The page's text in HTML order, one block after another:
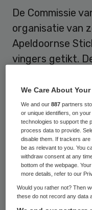
De Commissie
organisatie van
Apeldoornse
vingers getikt.
van toezicht
leden van het
zaken gesteld,
De
beroep van
november 2011
commissie die
We Care About
We and our887 partners
or unique identifiers, on
technologies to support the
process data to provide.
disable them. If trackers
be as relevant to you. You
withdraw consent at any
bottom of the webpage.
more details, refer to our
Would you rather not? Then
these do not record any data